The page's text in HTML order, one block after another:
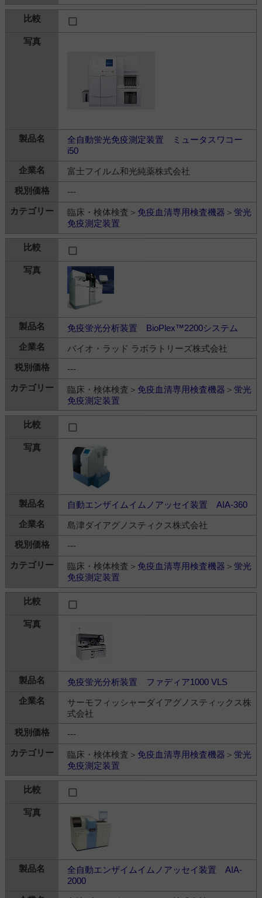
全自動蛍光免疫測定装置 ミュータスワコー
i50
富士フイルム和光純薬株式会社
---
臨床・検体検査＞ 免疫血清専用検査機器 ＞ 蛍光
免疫測定装置
免疫蛍光分析装置 BioPlex™2200システム
バイオ・ラッド ラボラトリーズ株式会社
---
臨床・検体検査＞ 免疫血清専用検査機器 ＞ 蛍光
免疫測定装置
自動エンザイムイムノアッセイ装置 AIA-360
島津ダイアグノスティクス株式会社
---
臨床・検体検査＞ 免疫血清専用検査機器 ＞ 蛍光
免疫測定装置
免疫蛍光分析装置 ファディア1000 VLS
サーモフィッシャーダイアグノスティックス株
式会社
---
臨床・検体検査＞ 免疫血清専用検査機器 ＞ 蛍光
免疫測定装置
全自動エンザイムイムノアッセイ装置 AIA-
2000